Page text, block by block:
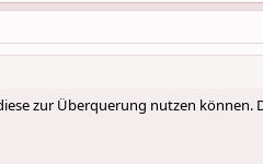
zur Überquerung nutzen können.